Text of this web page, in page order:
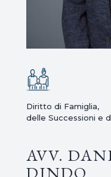
Diritto di Famiglia,
delle Successioni e
AVV.
DINDO